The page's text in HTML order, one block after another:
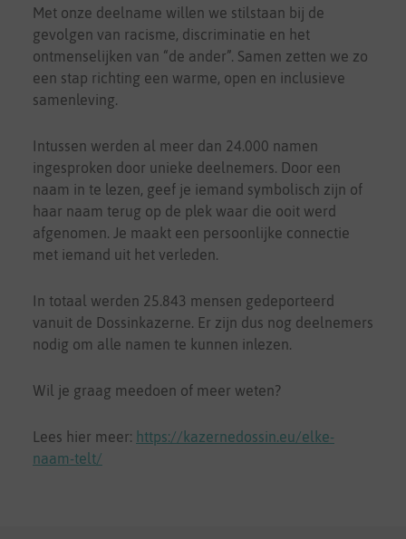
Met onze deelname willen we stilstaan bij de
gevolgen van racisme, discriminatie en het
ontmenselijken van “de ander”. Samen zetten we zo
een stap richting een warme, open en inclusieve
samenleving.
Intussen werden al meer dan 24.000 namen
ingesproken door unieke deelnemers. Door een
naam in te lezen, geef je iemand symbolisch zijn of
haar naam terug op de plek waar die ooit werd
afgenomen. Je maakt een persoonlijke connectie
met iemand uit het verleden.
In totaal werden 25.843 mensen gedeporteerd
vanuit de Dossinkazerne. Er zijn dus nog deelnemers
nodig om alle namen te kunnen inlezen.
Wil je graag meedoen of meer weten?
Lees hier meer: https://kazernedossin.eu/elke-
naam-telt/